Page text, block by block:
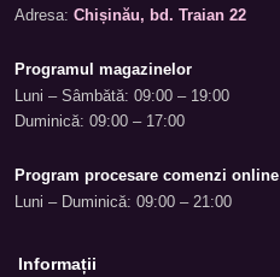
Adresa: Chișinău, bd. Traian 22
Programul magazinelor
Luni – Sâmbătă: 09:00 – 19:00
Duminică: 09:00 – 17:00
Program procesare comenzi online
Luni – Duminică: 09:00 – 21:00
Informații